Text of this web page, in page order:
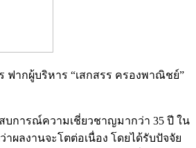
ากผู้บริหาร “เสกสรร ครองพาณิชย์”
บการณ์ความเชี่ยวชาญมากว่า 35 ปี ใน
าผลงานจะโตต่อเนื่อง โดยได้รับปัจจัย